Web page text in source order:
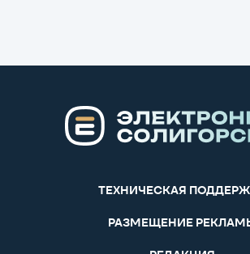
ТЕХНИЧЕСКАЯ
РАЗМЕЩЕНИЕ